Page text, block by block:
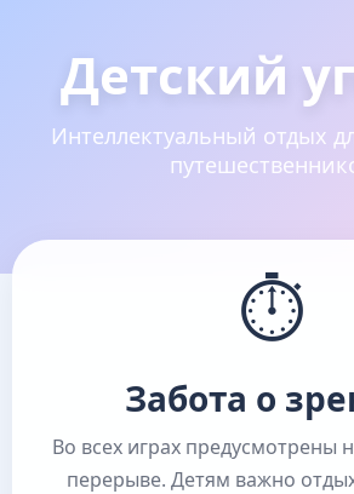
Детский
Интеллектуальный отдых
⏱
Забота о
Во всех играх предусмотрены
перерыве. Детям важно